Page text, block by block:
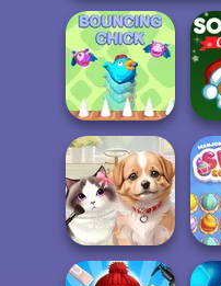
Bouncing Chick